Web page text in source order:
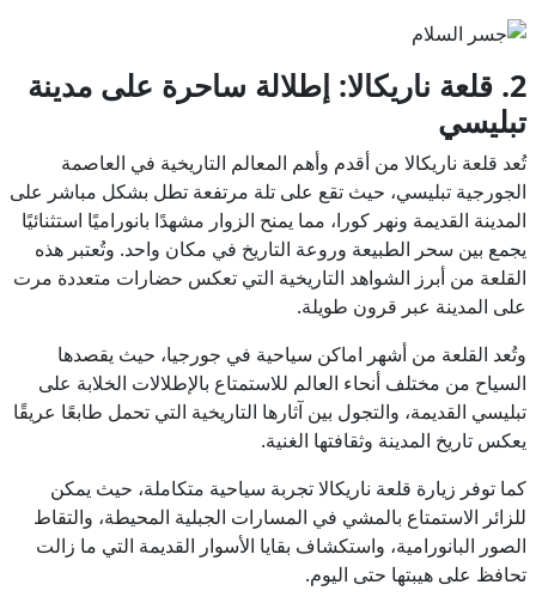
2. قلعة ناريكالا: إطلالة ساحرة على مدينة
تبليسي
تُعد قلعة ناريكالا من أقدم وأهم المعالم التاريخية في العاصمة
الجورجية تبليسي، حيث تقع على تلة مرتفعة تطل بشكل مباشر على
المدينة القديمة ونهر كورا، مما يمنح الزوار مشهدًا بانوراميًا استثنائيًا
يجمع بين سحر الطبيعة وروعة التاريخ في مكان واحد. وتُعتبر هذه
القلعة من أبرز الشواهد التاريخية التي تعكس حضارات متعددة مرت
على المدينة عبر قرون طويلة.
وتُعد القلعة من أشهر اماكن سياحية في جورجيا، حيث يقصدها
السياح من مختلف أنحاء العالم للاستمتاع بالإطلالات الخلابة على
تبليسي القديمة، والتجول بين آثارها التاريخية التي تحمل طابعًا عريقًا
يعكس تاريخ المدينة وثقافتها الغنية.
كما توفر زيارة قلعة ناريكالا تجربة سياحية متكاملة، حيث يمكن
للزائر الاستمتاع بالمشي في المسارات الجبلية المحيطة، والتقاط
الصور البانورامية، واستكشاف بقايا الأسوار القديمة التي ما زالت
تحافظ على هيبتها حتى اليوم.